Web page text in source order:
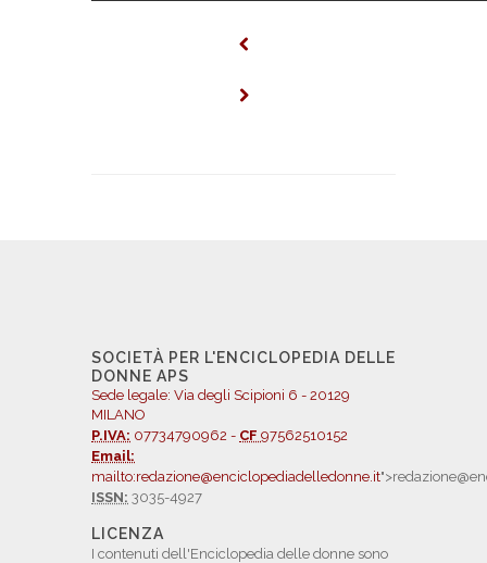
SOCIETÀ PER L'ENCICLOPEDIA DELLE
DONNE APS
Sede legale: Via degli Scipioni 6 - 20129
MILANO
P.IVA: 07734790962 - CF 97562510152
Email:
mailto:redazione@enciclopediadelledonne.it
ISSN: 3035-4927
LICENZA
I contenuti dell'Enciclopedia delle donne sono